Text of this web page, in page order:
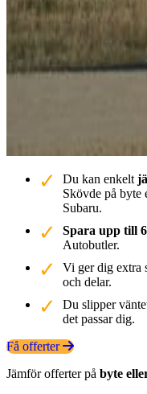
Du kan enkelt
Skövde på byte
Subaru.
Spara upp till
Autobutler.
Vi ger dig extra
och delar.
Du slipper
det passar dig.
Få offerter
Jämför offerter på byte